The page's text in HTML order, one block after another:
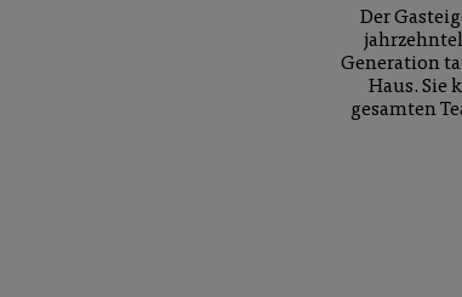
Der
Generation
Haus. Sie
gesamten